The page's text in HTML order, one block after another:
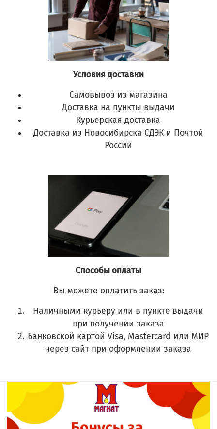
Условия доставки
Самовывоз из магазина
Доставка на пункты выдачи
Курьерская доставка
Доставка из Новосибирска СДЭК и Почтой
России
Способы оплаты
Вы можете оплатить заказ:
Наличными курьеру или в пункте выдачи
при получении заказа
Банковской картой Visa, Mastercard или МИР
через сайт при оформлении заказа